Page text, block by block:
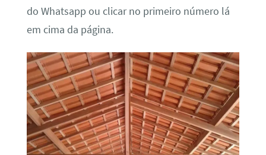
do Whatsapp ou clicar no primeiro número lá
em cima da página.